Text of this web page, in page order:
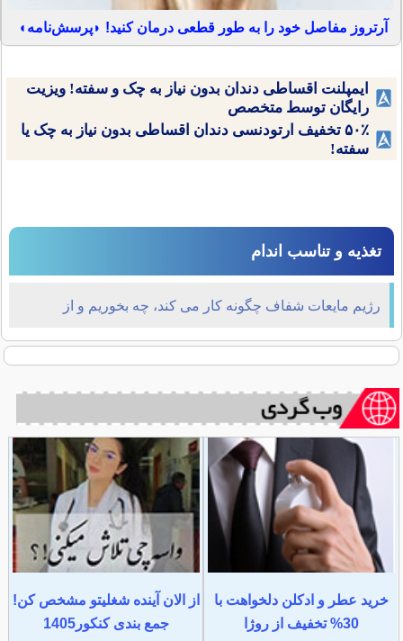
آرتروز مفاصل خود را به طور قطعی درمان کنید! ◗پرسش‌نامه◖
ایمپلنت اقساطی دندان بدون نیاز به چک و سفته! ویزیت
رایگان توسط متخصص
۵۰٪ تخفیف ارتودنسی دندان اقساطی بدون نیاز به چک یا
سفته!
تغذیه و تناسب اندام
رژیم مایعات شفاف چگونه کار می کند، چه بخوریم و از
غذاهایی که باید اجتناب کنیم؟
خرید عطر و ادکلن دلخواهت با
30% تخفیف از روژا
از الان آینده شغلیتو مشخص کن!
جمع بندی کنکور1405